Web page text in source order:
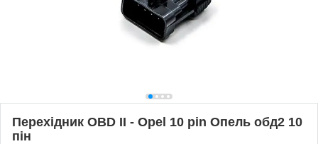
Перехідник OBD II - Opel 10 pin Опель обд2 10
пін